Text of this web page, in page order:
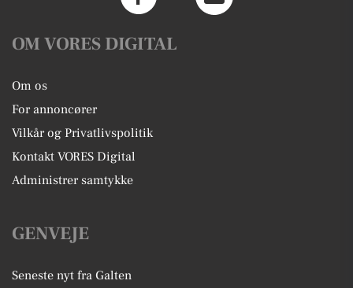
OM VORES DIGITAL
Om os
For annoncører
Vilkår og Privatlivspolitik
Kontakt VORES Digital
Administrer samtykke
GENVEJE
Seneste nyt fra Galten